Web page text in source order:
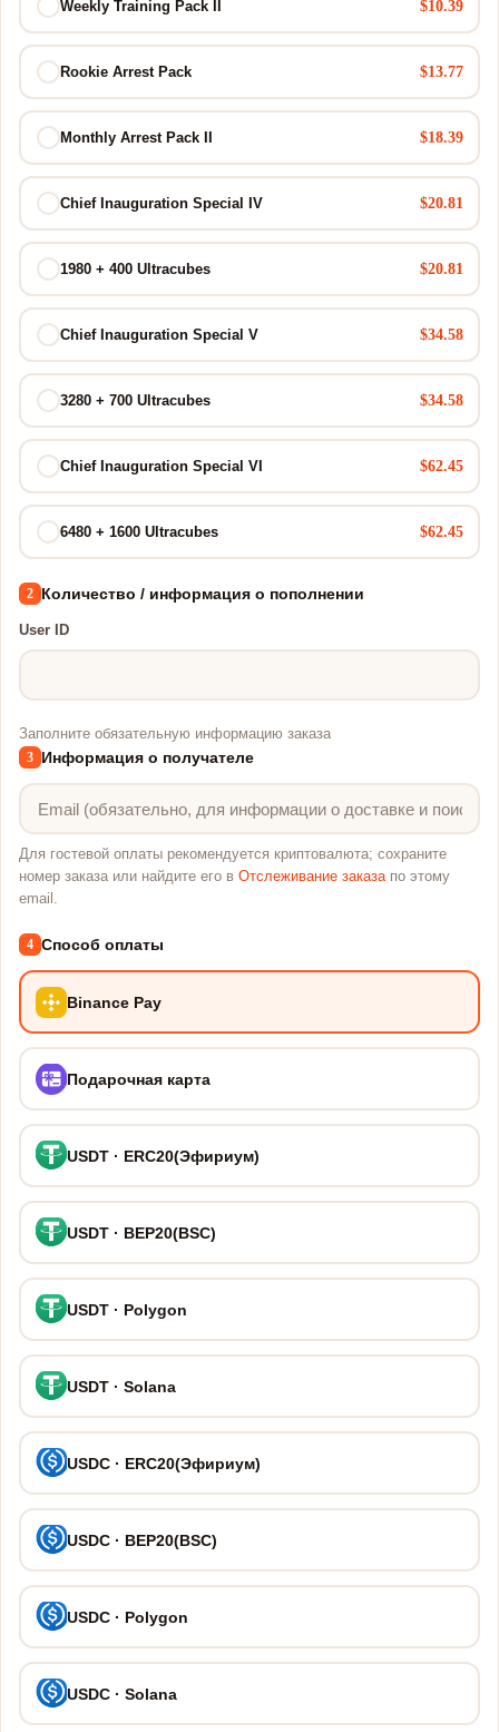
Weekly Training Pack II $10.39
Rookie Arrest Pack $13.77
Monthly Arrest Pack II $18.39
Chief Inauguration Special IV $20.81
1980 + 400 Ultracubes $20.81
Chief Inauguration Special V $34.58
3280 + 700 Ultracubes $34.58
Chief Inauguration Special VI $62.45
6480 + 1600 Ultracubes $62.45
2 Количество / информация о пополнении
User ID
Заполните обязательную информацию заказа
3 Информация о получателе
Для гостевой оплаты рекомендуется криптовалюта; сохраните
номер заказа или найдите его в Отслеживание заказапо этому
email.
4 Способ оплаты
Binance Pay
Подарочная карта
USDT · ERC20(Эфириум)
USDT · BEP20(BSC)
USDT · Polygon
USDT · Solana
USDC · ERC20(Эфириум)
USDC · BEP20(BSC)
USDC · Polygon
USDC · Solana